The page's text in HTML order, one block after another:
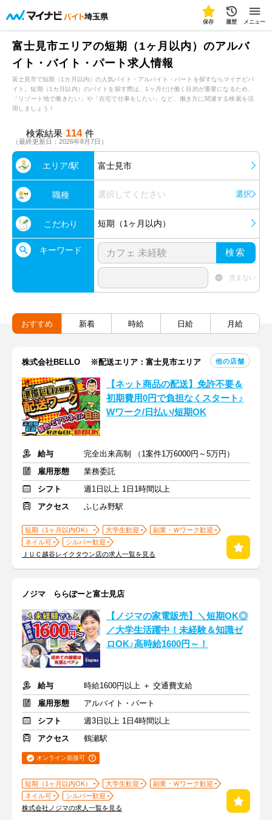
埼玉県
保存 履歴 メニュー
富士見市エリアの短期（1ヶ月以内）のアルバ
イト・バイト・パート求人情報
富士見市で短期（1カ月以内）の人気バイト・アルバイト・パートを探すならマイナビバ
イト。短期（1カ月以内）のバイトを探す際は、1ヶ月だけ働く目的が重要になるため、
「リゾート地で働きたい」や「在宅で仕事をしたい」など、働き方に関連する検索を活
用しましょう！
検索結果 114 件
（最終更新日：2026年8月7日）
エリア/駅 富士見市
職種 選択してください 選択
こだわり 短期（1ヶ月以内）
キーワード 検索
含まない
おすすめ 新着 時給 日給 月給
株式会社BELLO ※配送エリア：富士見市エリア 他の店舗
【ネット商品の配送】免許不要＆
初期費用0円で負担なくスタート♪
Wワーク/日払い/短期OK
給与
完全出来高制 （1案件1万6000円～5万円）
雇用形態
業務委託
シフト
週1日以上 1日1時間以上
アクセス
ふじみ野駅
短期（1ヶ月以内OK） 大学生歓迎
副業・Ｗワーク歓迎
ネイル可
シルバー歓迎
ＪＵＣ越谷レイクタウン店の求人一覧を見る
ノジマ ららぽーと富士見店
【ノジマの家電販売】＼短期OK◎
／大学生活躍中！未経験＆知識ゼ
ロOK♪高時給1600円～！
給与
時給1600円以上 ＋ 交通費支給
雇用形態
アルバイト・パート
シフト
週3日以上 1日4時間以上
アクセス
鶴瀬駅
オンライン面接可
短期（1ヶ月以内OK） 大学生歓迎
副業・Ｗワーク歓迎
ネイル可
シルバー歓迎
株式会社ノジマの求人一覧を見る